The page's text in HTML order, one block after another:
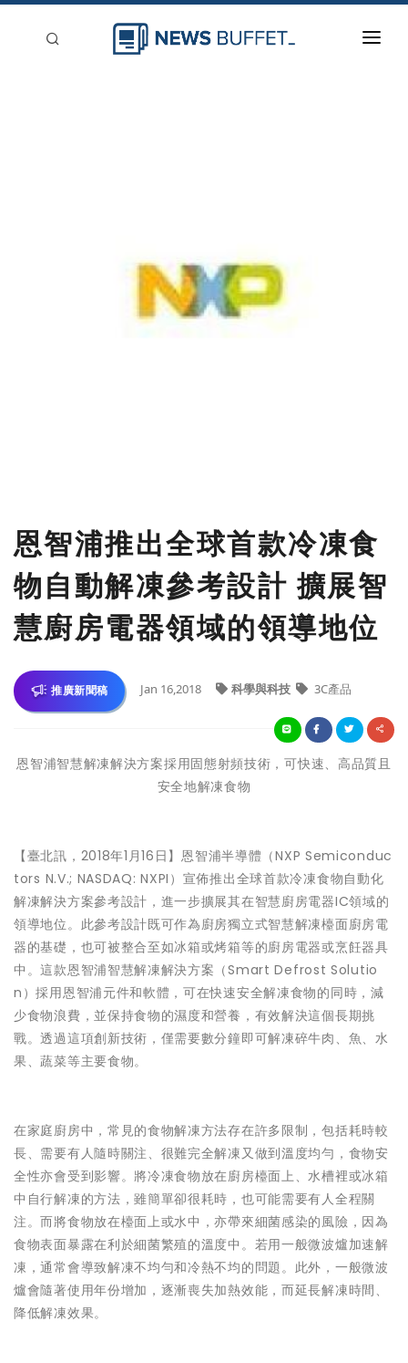
恩智浦推出全球首款冷凍食
物自動解凍參考設計 擴展智
慧廚房電器領域的領導地位
推廣新聞稿 Jan 16,2018 科學與科技 3C產品
恩智浦智慧解凍解決方案採用固態射頻技術，可快速、高品質且
安全地解凍食物
【臺北訊，2018年1月16日】恩智浦半導體（NXP Semiconduc
tors N.V.; NASDAQ: NXPI）宣佈推出全球首款冷凍食物自動化
解凍解決方案參考設計，進一步擴展其在智慧廚房電器IC領域的
領導地位。此參考設計既可作為廚房獨立式智慧解凍檯面廚房電
器的基礎，也可被整合至如冰箱或烤箱等的廚房電器或烹飪器具
中。這款恩智浦智慧解凍解決方案（Smart Defrost Solutio
n）採用恩智浦元件和軟體，可在快速安全解凍食物的同時，減
少食物浪費，並保持食物的濕度和營養，有效解決這個長期挑
戰。透過這項創新技術，僅需要數分鐘即可解凍碎牛肉、魚、水
果、蔬菜等主要食物。
在家庭廚房中，常見的食物解凍方法存在許多限制，包括耗時較
長、需要有人隨時關注、很難完全解凍又做到溫度均勻，食物安
全性亦會受到影響。將冷凍食物放在廚房檯面上、水槽裡或冰箱
中自行解凍的方法，雖簡單卻很耗時，也可能需要有人全程關
注。而將食物放在檯面上或水中，亦帶來細菌感染的風險，因為
食物表面暴露在利於細菌繁殖的溫度中。若用一般微波爐加速解
凍，通常會導致解凍不均勻和冷熱不均的問題。此外，一般微波
爐會隨著使用年份增加，逐漸喪失加熱效能，而延長解凍時間、
降低解凍效果。